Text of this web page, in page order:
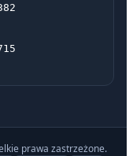
prawa zastrzeżone.